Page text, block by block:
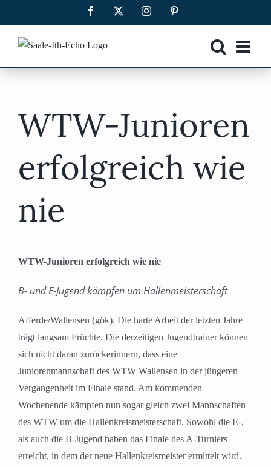
Inhalt
springen
Facebook Instagram
WTW-Junioren
erfolgreich wie
nie
WTW-Junioren erfolgreich wie nie
B- und E-Jugend kämpfen um Hallenmeisterschaft
Afferde/Wallensen (gök). Die harte Arbeit der letzten Jahre
trägt langsam Früchte. Die derzeitigen Jugendtrainer können
sich nicht daran zurückerinnern, dass eine
Juniorenmannschaft des WTW Wallensen in der jüngeren
Vergangenheit im Finale stand. Am kommenden
Wochenende kämpfen nun sogar gleich zwei Mannschaften
des WTW um die Hallenkreismeisterschaft. Sowohl die E-,
als auch die B-Jugend haben das Finale des A-Turniers
erreicht, in dem der neue Hallenkreismeister ermittelt wird.